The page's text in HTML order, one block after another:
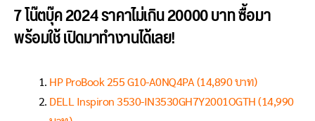
7 โน๊ตบุ๊ค 2024 ราคาไม่เกิน 20000 บาท ซื้อมา
พร้อมใช้ เปิดมาทำงานได้เลย!
HP ProBook 255 G10-A0NQ4PA (14,890 บาท)
DELL Inspiron 3530-IN3530GH7Y2001OGTH (14,990